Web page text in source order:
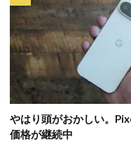
やはり頭がおかしい。
価格が継続中